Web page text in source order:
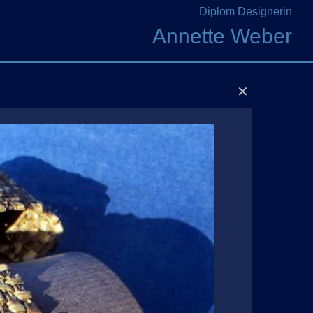
Diplom Designerin
Annette Weber
✕